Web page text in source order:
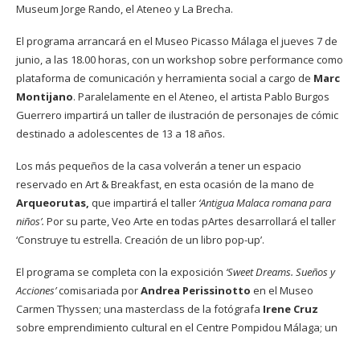
Museum Jorge Rando, el Ateneo y La Brecha.
El programa arrancará en el Museo Picasso Málaga el jueves 7 de
junio, a las 18.00 horas, con un workshop sobre performance como
plataforma de comunicación y herramienta social a cargo de Marc
Montijano. Paralelamente en el Ateneo, el artista Pablo Burgos
Guerrero impartirá un taller de ilustración de personajes de cómic
destinado a adolescentes de 13 a 18 años.
Los más pequeños de la casa volverán a tener un espacio
reservado en Art & Breakfast, en esta ocasión de la mano de
Arqueorutas, que impartirá el taller ‘Antigua Malaca romana para
niños’. Por su parte, Veo Arte en todas pArtes desarrollará el taller
‘Construye tu estrella. Creación de un libro pop-up’.
El programa se completa con la exposición ‘Sweet Dreams. Sueños y
Acciones’comisariada porAndrea Perissinotto en el Museo
Carmen Thyssen; una masterclass de la fotógrafa Irene Cruz
sobre emprendimiento cultural en el Centre Pompidou Málaga; un